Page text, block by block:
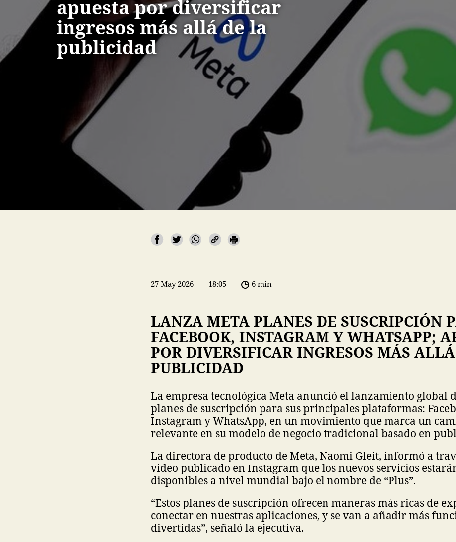
apuesta por diversificar
ingresos más allá de la
publicidad
27 May 2026 18:05 6 min
LANZA META PLANES DE SUSCRIPCIÓN
FACEBOOK, INSTAGRAM Y WHATSAPP;
POR DIVERSIFICAR INGRESOS MÁS
PUBLICIDAD
La empresa tecnológica Meta anunció el lanzamiento global
planes de suscripción para sus principales plataformas:
Instagram y WhatsApp, en un movimiento que marca un
relevante en su modelo de negocio tradicional basado en
La directora de producto de Meta, Naomi Gleit, informó a
video publicado en Instagram que los nuevos servicios
disponibles a nivel mundial bajo el nombre de “Plus”.
“Estos planes de suscripción ofrecen maneras más ricas de
conectar en nuestras aplicaciones, y se van a añadir más
divertidas”, señaló la ejecutiva.